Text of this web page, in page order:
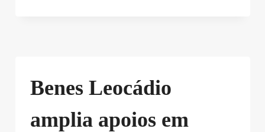
Benes Leocádio
amplia apoios em